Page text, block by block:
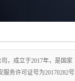
，成立于2017年，是国
服务许可证号为20170282